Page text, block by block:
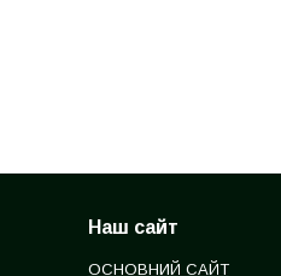
Наш сайт
ОСНОВНИЙ САЙТ